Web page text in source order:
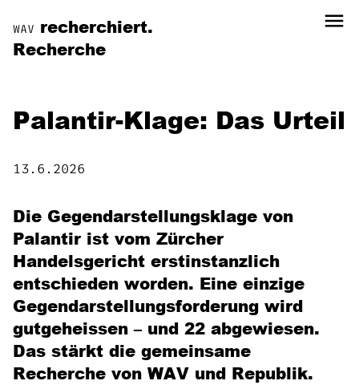
WAV recherchiert. menu
Recherche
Palantir-Klage: Das Urteil
13.6.2026
Die Gegendarstellungsklage von
Palantir ist vom Zürcher
Handelsgericht erstinstanzlich
entschieden worden. Eine einzige
Gegendarstellungsforderung wird
gutgeheissen – und 22 abgewiesen.
Das stärkt die gemeinsame
Recherche von WAV und Republik.